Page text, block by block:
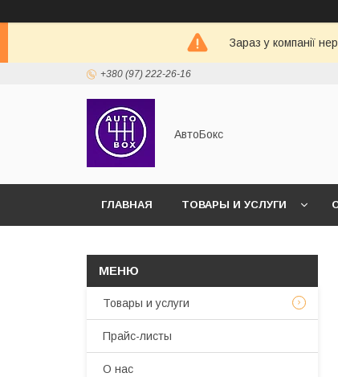
Зараз у компанії
+380 (97) 222-26-16
АвтоБокс
ГЛАВНАЯ ТОВАРЫ И УСЛУГИ
Товары и услуги
Прайс-листы
О нас